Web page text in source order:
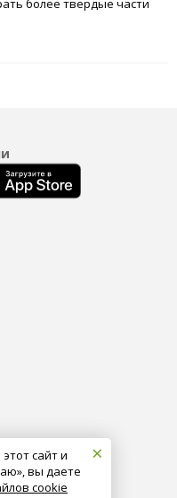
×
сайт и
вы даете
cookie